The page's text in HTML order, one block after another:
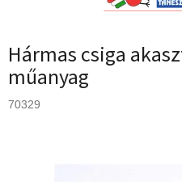
Hármas csiga
műanyag
70329